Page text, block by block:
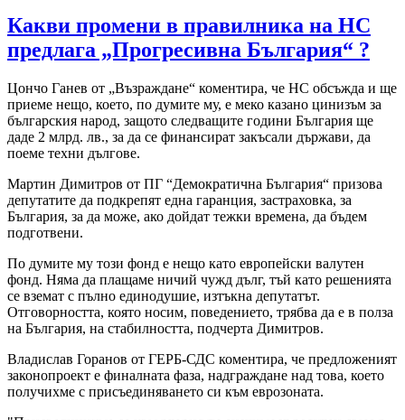
Какви промени в правилника на НС
предлага „Прогресивна България“ ?
Цончо Ганев от „Възраждане“ коментира, че НС обсъжда и ще
приеме нещо, което, по думите му, е меко казано цинизъм за
българския народ, защото следващите години България ще
даде 2 млрд. лв., за да се финансират закъсали държави, да
поеме техни дългове.
Мартин Димитров от ПГ “Демократична България“ призова
депутатите да подкрепят една гаранция, застраховка, за
България, за да може, ако дойдат тежки времена, да бъдем
подготвени.
По думите му този фонд е нещо като европейски валутен
фонд. Няма да плащаме ничий чужд дълг, тъй като решенията
се вземат с пълно единодушие, изтъкна депутатът.
Отговорността, която носим, поведението, трябва да е в полза
на България, на стабилността, подчерта Димитров.
Владислав Горанов от ГЕРБ-СДС коментира, че предложеният
законопроект е финалната фаза, надграждане над това, което
получихме с присъединяването си към еврозоната.